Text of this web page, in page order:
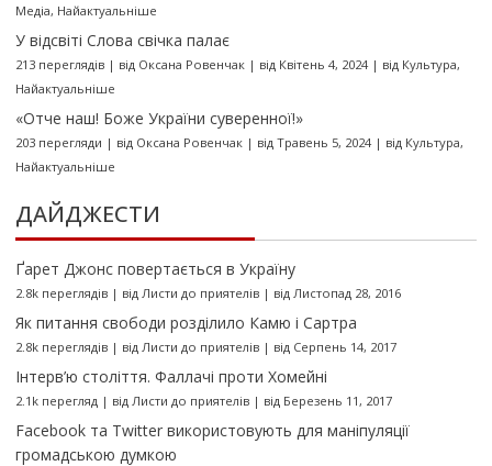
Медіа, Найактуальніше
У відсвіті Слова свічка палає
213 переглядів| від Оксана Ровенчак| від Квітень 4, 2024| від Культура,
Найактуальніше
«Отче наш! Боже України суверенної!»
203 перегляди | від Оксана Ровенчак| від Травень 5, 2024| від Культура,
Найактуальніше
ДАЙДЖЕСТИ
Ґарет Джонс повертається в Україну
2.8k переглядів| від Листи до приятелів| від Листопад 28, 2016
Як питання свободи розділило Камю і Сартра
2.8k переглядів| від Листи до приятелів| від Серпень 14, 2017
Інтерв’ю століття. Фаллачі проти Хомейні
2.1k перегляд | від Листи до приятелів| від Березень 11, 2017
Facebook та Twitter використовують для маніпуляції
громадською думкою